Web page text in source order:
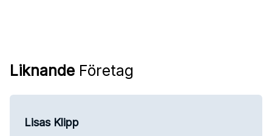
Liknande Företag
Lisas Klipp